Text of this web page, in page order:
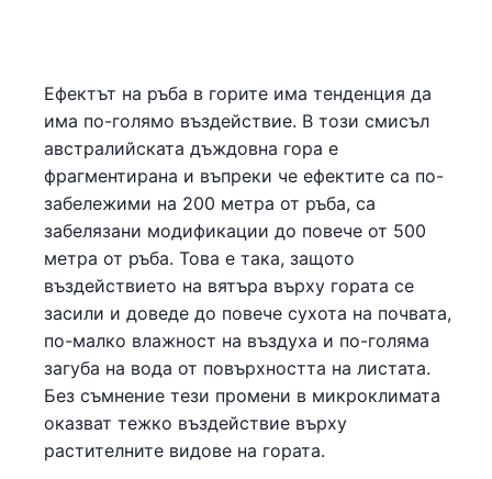
Ефектът на ръба в горите има тенденция да
има по-голямо въздействие. В този смисъл
австралийската дъждовна гора е
фрагментирана и въпреки че ефектите са по-
забележими на 200 метра от ръба, са
забелязани модификации до повече от 500
метра от ръба. Това е така, защото
въздействието на вятъра върху гората се
засили и доведе до повече сухота на почвата,
по-малко влажност на въздуха и по-голяма
загуба на вода от повърхността на листата.
Без съмнение тези промени в микроклимата
оказват тежко въздействие върху
растителните видове на гората.